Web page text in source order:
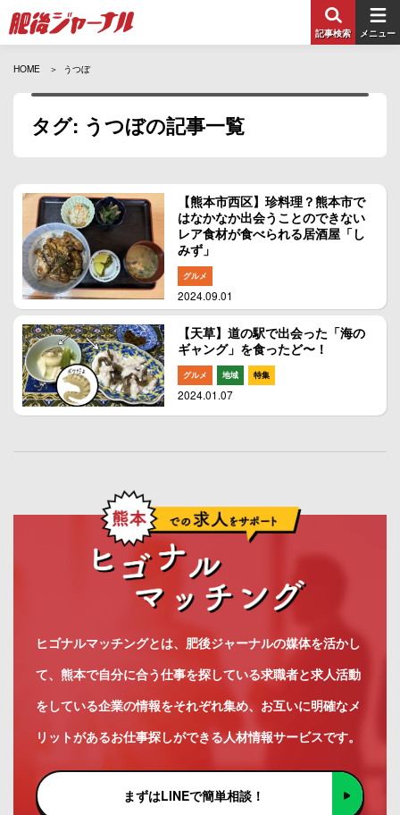
記事検索 メニュー
HOME うつぼ
タグ: うつぼの記事一覧
【熊本市西区】珍料理？熊本市で
はなかなか出会うことのできない
レア食材が食べられる居酒屋「し
みず」
グルメ
2024.09.01
【天草】道の駅で出会った「海の
ギャング」を食ったど〜！
グルメ 地域 特集
2024.01.07
ヒゴナルマッチングとは、肥後ジャーナルの媒体を活かし
て、熊本で自分に合う仕事を探している求職者と求人活動
をしている企業の情報をそれぞれ集め、お互いに明確なメ
リットがあるお仕事探しができる人材情報サービスです。
まずはLINEで簡単相談！